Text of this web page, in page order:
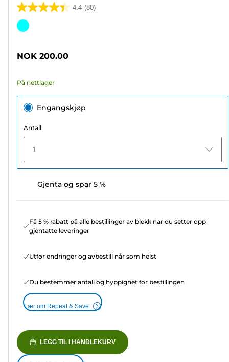
4.4 (80)
4.4
av
80
Fargekassett
NOK 200.00
På nettlager
Engangskjøp
Antall
1
Gjenta og spar 5 %
Få 5 % rabatt på alle bestillinger av blekk når du setter opp
gjentatte leveringer
Utfør endringer og avbestill når som helst
Du bestemmer antall og hyppighet for bestillingen
Lær om Repeat & Save
LEGG TIL I HANDLEKURV